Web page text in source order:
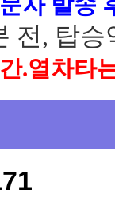
전, 탑
.열차타